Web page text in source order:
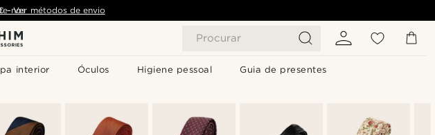
Procurar
interior Óculos Higiene pessoal Guia de presentes
- Ver métodos de envio
nos